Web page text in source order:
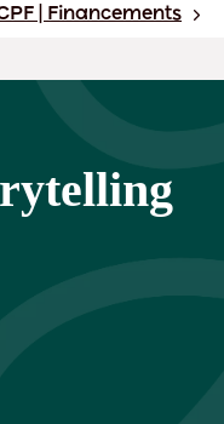
| Financements